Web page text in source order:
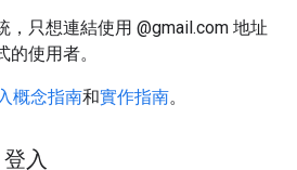
，只想連結使用 @gmail.com 地址
使用者。
概念指南和實作指南。
入